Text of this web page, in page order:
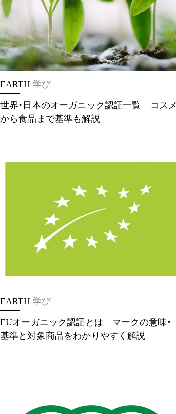
EARTH 学び
世界・日本のオーガニック認証一覧 コスメ
から食品まで基準も解説
EARTH 学び
EUオーガニック認証とは マークの意味・
基準と対象商品をわかりやすく解説